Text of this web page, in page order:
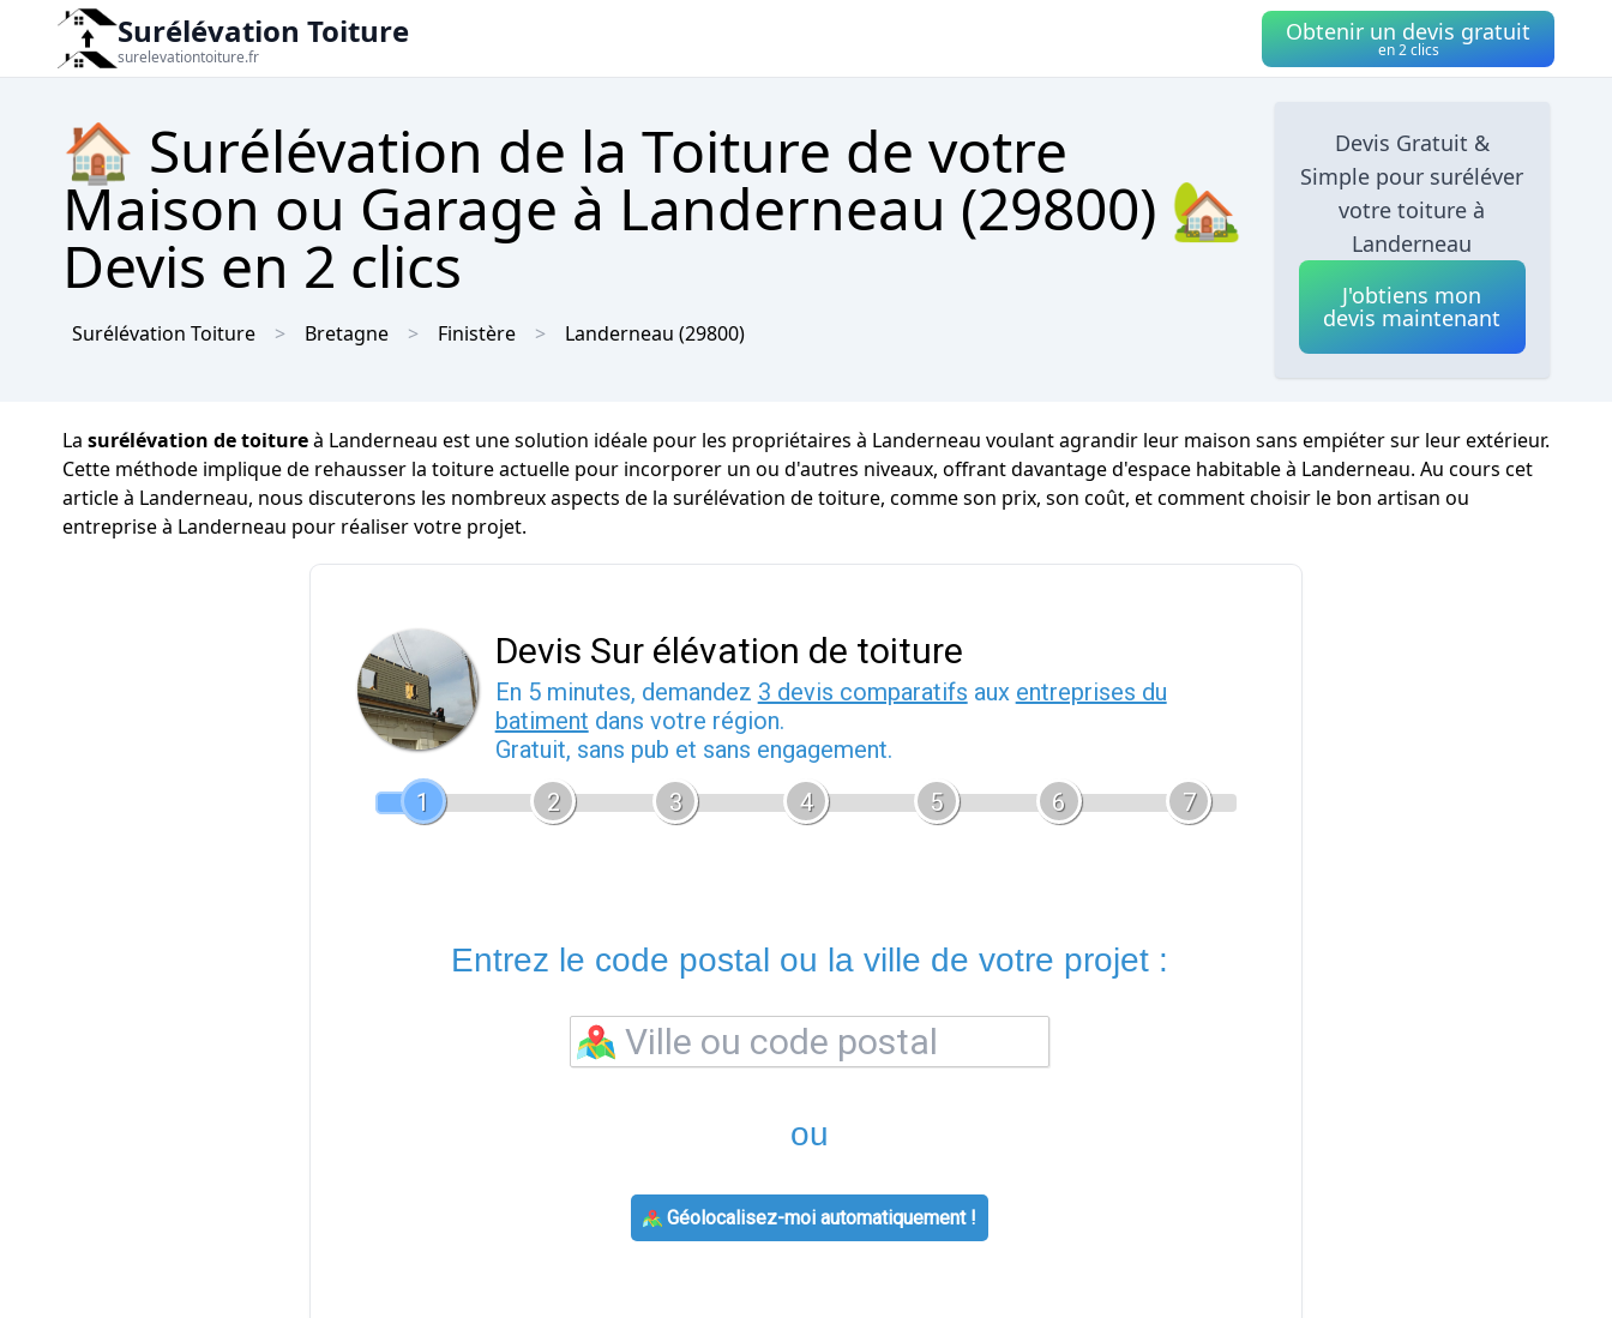
Surélévation Toiture
surelevationtoiture.fr
Obtenir un devis gratuit
en 2 clics
🏠 Surélévation de la Toiture de votre
Maison ou Garage à Landerneau (29800) 🏡
Devis en 2 clics
Surélévation Toiture Bretagne Finistère Landerneau (29800)
Devis Gratuit &
Simple pour suréléver
votre toiture à
Landerneau
J'obtiens mon
devis maintenant
La surélévation de toitureà Landerneau est une solution idéale pour les propriétaires à Landerneau voulant agrandir leur maison sans empiéter sur leur extérieur.
Cette méthode implique de rehausser la toiture actuelle pour incorporer un ou d'autres niveaux, offrant davantage d'espace habitable à Landerneau. Au cours cet
article à Landerneau, nous discuterons les nombreux aspects de la surélévation de toiture, comme son prix, son coût, et comment choisir le bon artisan ou
entreprise à Landerneau pour réaliser votre projet.
Devis Sur élévation de toiture
En 5 minutes, demandez 3 devis comparatifs aux entreprises du
batiment dans votre région.
Gratuit, sans pub et sans engagement.
1
2 3 4 5 6 7
Entrez le code postal ou la ville de votre projet :
ou
Géolocalisez-moi automatiquement !